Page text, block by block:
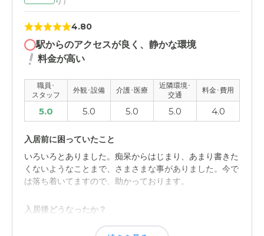
職員・スタッフ・他入居者の雰囲気について
普段の生活を見ることができないので、何とも言えない。
外観・内装・居室・設備について
施設が新しいせいもあり、清潔感があった。部屋も広く
て、フローリングなので掃除もしやすかった。
介護医療サービスについて
前門と同じで、医師が週一回来るので、その点は安心だっ
た。スタッフも優しそうに見えた。
近隣環境や交通アクセスについて
なかなかたどり着けなかった。
4.80
駅からのアクセスが良く、静かな環境
料金が高い
職員･
スタッフ
外観･設備 介護･医療
近隣環境･
交通
料金･費用
5.0 5.0 5.0 5.0 4.0
入居前に困っていたこと
いろいろとありました。痴呆からはじまり、あまり書きた
くないようなことまで、さまさまな事がありました。今で
は落ち着いてますので、助かっております。
入居後どうなったか？
ほとんどが解消されました。本当に助かっております。も